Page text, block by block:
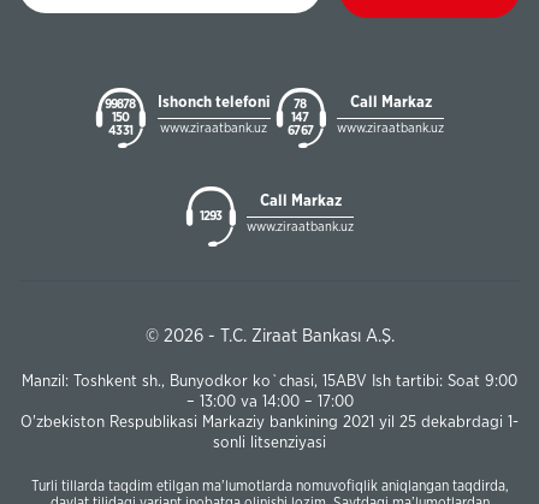
99878
150
43 31
Ishonch telefoni
www.ziraatbank.uz
78
147
67 67
Call Markaz
www.ziraatbank.uz
1293
Call Markaz
www.ziraatbank.uz
© 2026 - T.C. Ziraat Bankası A.Ş.
Manzil: Toshkent sh., Bunyodkor ko`chasi, 15ABV Ish tartibi: Soat 9:00
– 13:00 va 14:00 – 17:00
O'zbekiston Respublikasi Markaziy bankining 2021 yil 25 dekabrdagi 1-
sonli litsenziyasi
Turli tillarda taqdim etilgan ma'lumotlarda nomuvofiqlik aniqlangan taqdirda,